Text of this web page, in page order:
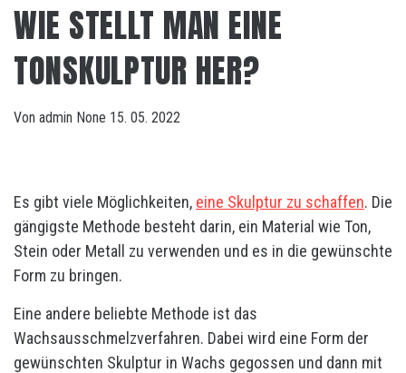
WIE STELLT MAN EINE
TONSKULPTUR HER?
Von admin None 15. 05. 2022
Es gibt viele Möglichkeiten, eine Skulptur zu schaffen. Die
gängigste Methode besteht darin, ein Material wie Ton,
Stein oder Metall zu verwenden und es in die gewünschte
Form zu bringen.
Eine andere beliebte Methode ist das
Wachsausschmelzverfahren. Dabei wird eine Form der
gewünschten Skulptur in Wachs gegossen und dann mit